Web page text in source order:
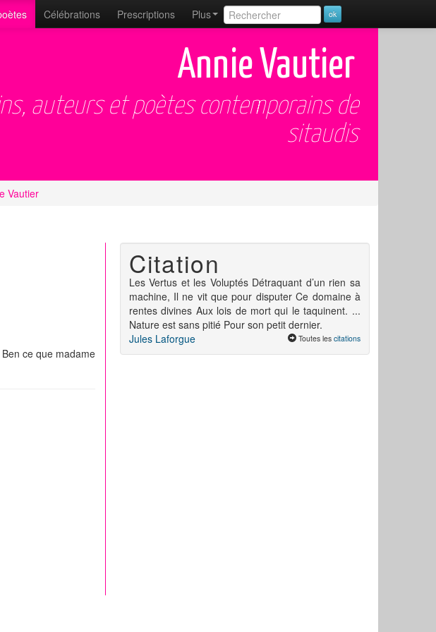
Célébrations Prescriptions Plus
Annie Vautier
auteurs et poètes contemporains de
sitaudis
Vautier
ce que madame
Citation
Les Vertus et les Voluptés Détraquant d’un rien sa
machine, Il ne vit que pour disputer Ce domaine à
rentes divines Aux lois de mort qui le taquinent. ...
Nature est sans pitié Pour son petit dernier.
Jules Laforgue
Toutes les citations